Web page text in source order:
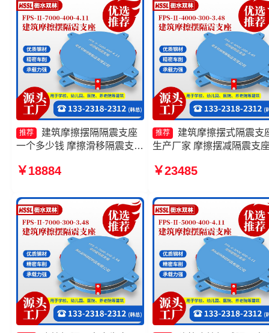
350-3.81厂家
推荐
建筑摩擦摆隔隔震支座
一个多少钱 摩擦滑移隔震支座
工厂 隔震支座FPS-Ⅱ-2000-
￥18884
推荐
建筑摩擦摆式隔震支
生产厂家 摩擦摆减隔震支
支座摩擦摆 摩擦摆隔震支
￥23485